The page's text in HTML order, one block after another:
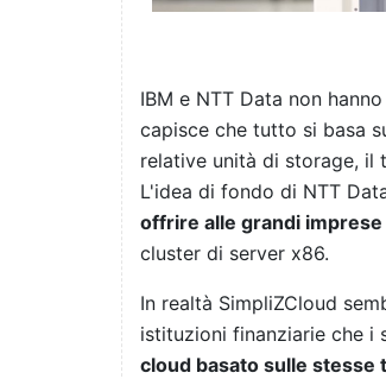
IBM e NTT Data non
capisce che tutto si basa
relative unità di storage, il
L'idea di fondo di NTT
offrire alle grandi
cluster di server x86.
In realtà SimpliZCloud
istituzioni finanziarie che i
cloud basato sulle stesse